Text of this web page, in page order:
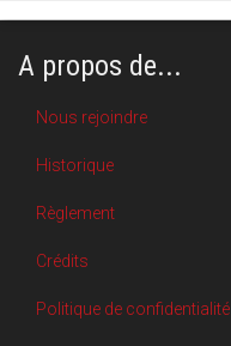
A propos de...
Nous rejoindre
Historique
Règlement
Crédits
Politique de confidentialité